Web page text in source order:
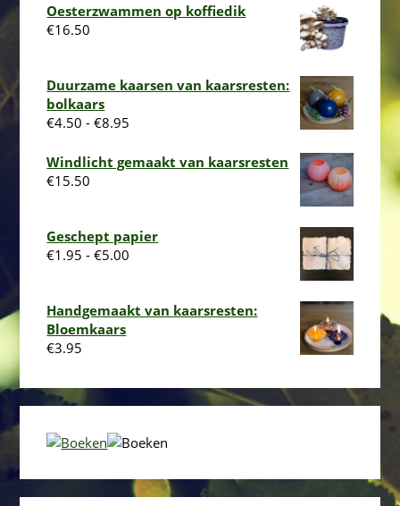
Oesterzwammen op koffiedik
€16.50
Duurzame kaarsen van kaarsresten:
bolkaars
€4.50 - €8.95
tot
Windlicht gemaakt van kaarsresten
€15.50
Geschept papier
€1.95 - €5.00
€5.00
Handgemaakt van kaarsresten:
Bloemkaars
€3.95